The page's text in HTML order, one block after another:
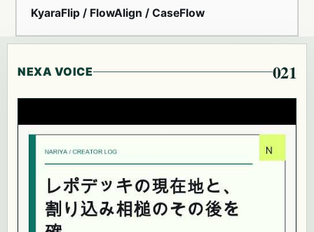
KyaraFlip / FlowAlign / CaseFlow
NEXA VOICE 021